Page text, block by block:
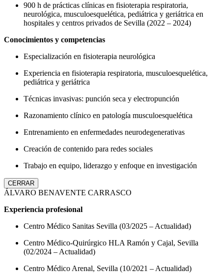
900 h de prácticas clínicas en fisioterapia respiratoria,
neurológica, musculoesquelética, pediátrica y geriátrica en
hospitales y centros privados de Sevilla (2022 – 2024)
Conocimientos y competencias
Especialización en fisioterapia neurológica
Experiencia en fisioterapia respiratoria, musculoesquelética,
pediátrica y geriátrica
Técnicas invasivas: punción seca y electropunción
Razonamiento clínico en patología musculoesquelética
Entrenamiento en enfermedades neurodegenerativas
Creación de contenido para redes sociales
Trabajo en equipo, liderazgo y enfoque en investigación
CERRAR
ÁLVARO BENAVENTE CARRASCO
Experiencia profesional
Centro Médico Sanitas Sevilla (03/2025 – Actualidad)
Centro Médico-Quirúrgico HLA Ramón y Cajal, Sevilla
(02/2024 – Actualidad)
Centro Médico Arenal, Sevilla (10/2021 – Actualidad)